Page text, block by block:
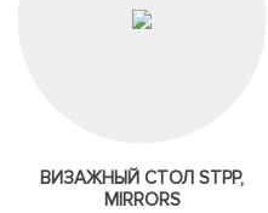
ВИЗАЖНЫЙ СТОЛ STPP,
MIRRORS